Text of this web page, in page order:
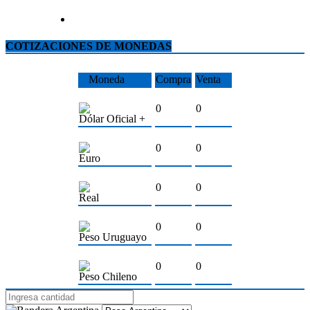
COTIZACIONES DE MONEDAS
Moneda Compra Venta
Dólar Oficial +
0 0
Euro
0 0
Real
0 0
Peso Uruguayo
0 0
Peso Chileno
0 0